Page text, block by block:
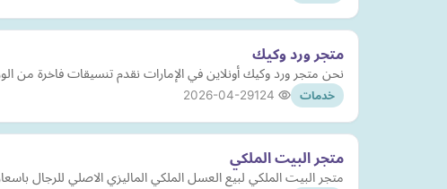
متجر ورد وكيك
نحن متجر ورد وكيك أونلاين في الإمارات نقدم تنسيقات فاخرة من
خدمات 2026-04-29
متجر البيت الملكي
متجر البيت الملكي لبيع العسل الملكي الماليزي الاصلي للرجال